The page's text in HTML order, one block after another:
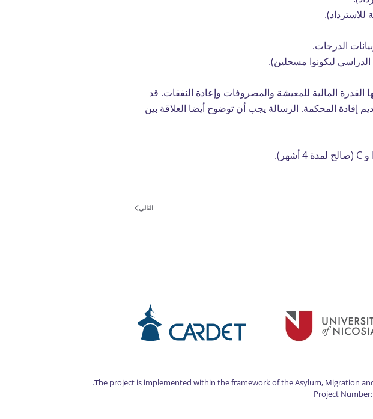
الدرجات.
ليكونوا مسجلين).
لديه له / لها القدرة المالية للمعيشة والمصروفات وإعادة النفقات. قد
المحكمة. الرسالة يجب أن توضوح أيضا العلاقة بين
التالي
The project is implemented within the framework of the Asylum, Migration
Project